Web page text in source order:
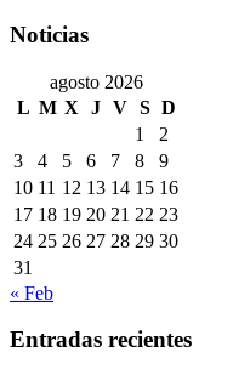
Noticias
agosto 2026
L M X J V S D
1
2
3
4 5 6 7 8
9
10 11 12 13 14 15 16
17 18 19 20 21 22 23
24 25 26 27 28 29 30
31
« Feb
Entradas recientes